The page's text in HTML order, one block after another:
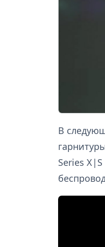
В
Series